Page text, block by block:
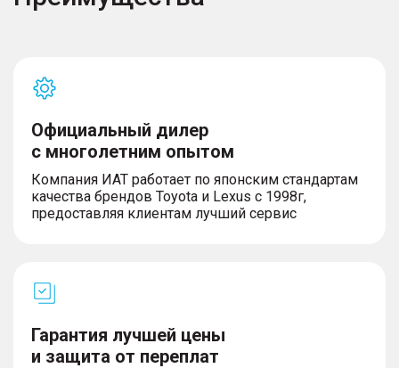
Официальный дилер
с многолетним опытом
Компания ИАТ работает по японским стандартам
качества брендов Toyota и Lexus с 1998г,
предоставляя клиентам лучший сервис
Гарантия лучшей цены
и защита от переплат